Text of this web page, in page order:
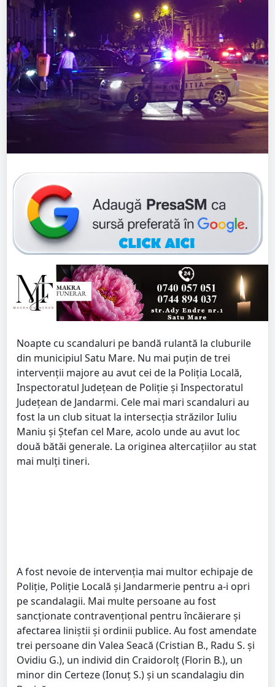
Noapte cu scandaluri pe bandă rulantă la cluburile
din municipiul Satu Mare. Nu mai puțin de trei
intervenții majore au avut cei de la Poliția Locală,
Inspectoratul Județean de Poliție și Inspectoratul
Județean de Jandarmi. Cele mai mari scandaluri au
fost la un club situat la intersecția străzilor Iuliu
Maniu și Ștefan cel Mare, acolo unde au avut loc
două bătăi generale. La originea altercațiilor au stat
mai mulți tineri.
A fost nevoie de intervenția mai multor echipaje de
Poliție, Poliție Locală și Jandarmerie pentru a-i opri
pe scandalagii. Mai multe persoane au fost
sancționate contravențional pentru încăierare și
afectarea liniștii și ordinii publice. Au fost amendate
trei persoane din Valea Seacă (Cristian B., Radu S. și
Ovidiu G.), un individ din Craidorolț (Florin B.), un
minor din Certeze (Ionuț S.) și un scandalagiu din